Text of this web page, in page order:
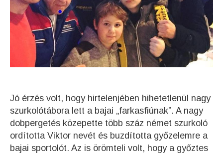
Jó érzés volt, hogy hirtelenjében hihetetlenül nagy
szurkolótábora lett a bajai „farkasfiúnak”. A nagy
dobpergetés közepette több száz német szurkoló
ordította Viktor nevét és buzdította győzelemre a
bajai sportolót. Az is örömteli volt, hogy a győztes